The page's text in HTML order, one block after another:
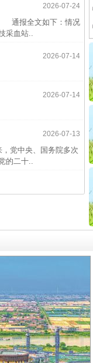
2026-07-24
通报全文如下：情况
采血站..
2026-07-14
2026-07-14
2026-07-13
党中央、国务院多次
的二十..